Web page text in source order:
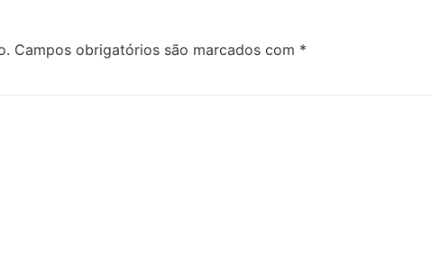
Campos obrigatórios são marcados com *